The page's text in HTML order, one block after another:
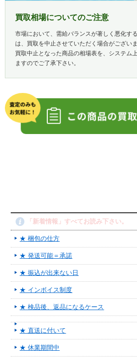
買取相場についてのご注意
市場において、需給バランスが著しく悪化す
は、買取を中止させていただく場合がございま
買取中止となった商品の相場表を、システム
ますのでご了承下さい。
「新着情報」すべてお読み下さい。
★ 梱包の仕方
★ 発送可能＝承諾
★ 振込が出来ない日
★ インボイス制度
★ 検品後、返品になるケース
★ 直送に付いて
★ 休業期間中